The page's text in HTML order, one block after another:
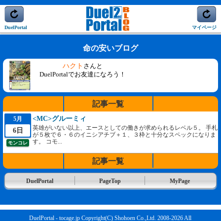
DuelPortal マイページ
命の安いブログ
ハクト さんと
DuelPortalでお友達になろう！
記事一覧
5月
6日
モンコレ
<MC>グルーミィ
英雄がいない以上、エースとしての働きが求められるレベル５。 手札
が５枚で６・６のイニシアチブ＋１、３枠と十分なスペックになりま
す。 コモ...
記事一覧
DuelPortal PageTop MyPage
DuelPortal - tocage.jp Copyright(C) Shohoen Co.,Ltd. 2008-2026 All